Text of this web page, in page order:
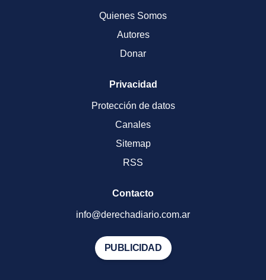
Quienes Somos
Autores
Donar
Privacidad
Protección de datos
Canales
Sitemap
RSS
Contacto
info@derechadiario.com.ar
PUBLICIDAD